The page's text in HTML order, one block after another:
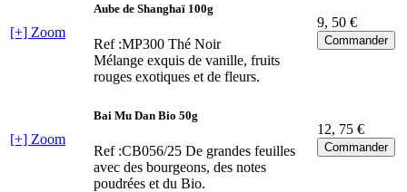
[+] Zoom
Aube de Shanghaï 100g
Ref :MP300 Thé Noir
Mélange exquis de vanille, fruits
rouges exotiques et de fleurs.
9, 50 €
[+] Zoom
Bai Mu Dan Bio 50g
Ref :CB056/25 De grandes feuilles
avec des bourgeons, des notes
poudrées et du Bio.
12, 75 €